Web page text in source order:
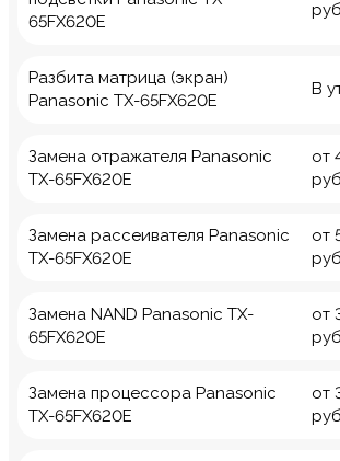
65FX620E
Разбита матрица (экран)
Panasonic TX-65FX620E
В
Замена отражателя Panasonic
TX-65FX620E
от
Замена рассеивателя Panasonic
TX-65FX620E
от
Замена NAND Panasonic TX-
65FX620E
от
Замена процессора Panasonic
TX-65FX620E
от